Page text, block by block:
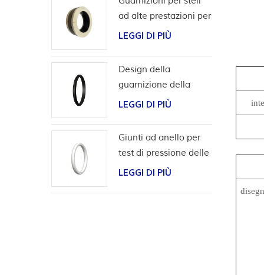
ad alte prestazioni per
applicazioni con
LEGGI DI PIÙ
Design della
guarnizione della
scanalatura a coda di
LEGGI DI PIÙ
Giunti ad anello per
test di pressione delle
valvole
LEGGI DI PIÙ